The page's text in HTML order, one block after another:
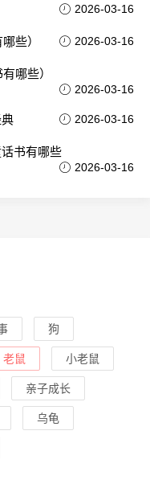
2026-03-16
些） 2026-03-16
哪些）
2026-03-16
2026-03-16
书有哪些
2026-03-16
狗
老鼠 小老鼠
亲子成长
乌龟